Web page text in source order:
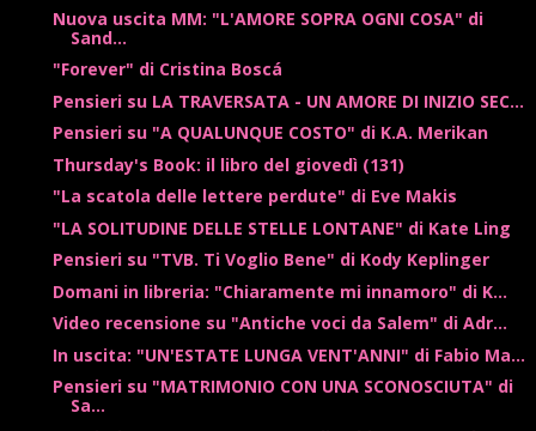
Nuova uscita MM: "L'AMORE SOPRA OGNI COSA" di
Sand...
"Forever" di Cristina Boscá
Pensieri su LA TRAVERSATA - UN AMORE DI INIZIO SEC...
Pensieri su "A QUALUNQUE COSTO" di K.A. Merikan
Thursday's Book: il libro del giovedì (131)
"La scatola delle lettere perdute" di Eve Makis
"LA SOLITUDINE DELLE STELLE LONTANE" di Kate Ling
Pensieri su "TVB. Ti Voglio Bene" di Kody Keplinger
Domani in libreria: "Chiaramente mi innamoro" di K...
Video recensione su "Antiche voci da Salem" di Adr...
In uscita: "UN'ESTATE LUNGA VENT'ANNI" di Fabio Ma...
Pensieri su "MATRIMONIO CON UNA SCONOSCIUTA" di
Sa...